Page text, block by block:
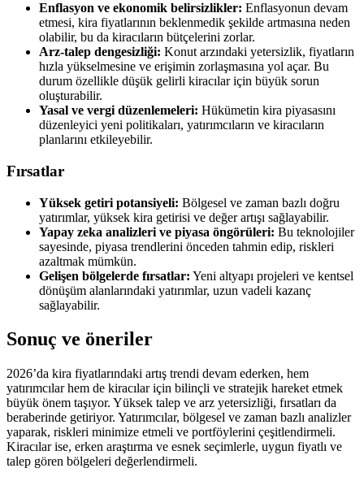
Enflasyon ve ekonomik belirsizlikler: Enflasyonun devam
etmesi, kira fiyatlarının beklenmedik şekilde artmasına neden
olabilir, bu da kiracıların bütçelerini zorlar.
Arz-talep dengesizliği: Konut arzındaki yetersizlik, fiyatların
hızla yükselmesine ve erişimin zorlaşmasına yol açar. Bu
durum özellikle düşük gelirli kiracılar için büyük sorun
oluşturabilir.
Yasal ve vergi düzenlemeleri: Hükümetin kira piyasasını
düzenleyici yeni politikaları, yatırımcıların ve kiracıların
planlarını etkileyebilir.
Fırsatlar
Yüksek getiri potansiyeli: Bölgesel ve zaman bazlı doğru
yatırımlar, yüksek kira getirisi ve değer artışı sağlayabilir.
Yapay zeka analizleri ve piyasa öngörüleri: Bu teknolojiler
sayesinde, piyasa trendlerini önceden tahmin edip, riskleri
azaltmak mümkün.
Gelişen bölgelerde fırsatlar: Yeni altyapı projeleri ve kentsel
dönüşüm alanlarındaki yatırımlar, uzun vadeli kazanç
sağlayabilir.
Sonuç ve öneriler
2026’da kira fiyatlarındaki artış trendi devam ederken, hem
yatırımcılar hem de kiracılar için bilinçli ve stratejik hareket etmek
büyük önem taşıyor. Yüksek talep ve arz yetersizliği, fırsatları da
beraberinde getiriyor. Yatırımcılar, bölgesel ve zaman bazlı analizler
yaparak, riskleri minimize etmeli ve portföylerini çeşitlendirmeli.
Kiracılar ise, erken araştırma ve esnek seçimlerle, uygun fiyatlı ve
talep gören bölgeleri değerlendirmeli.